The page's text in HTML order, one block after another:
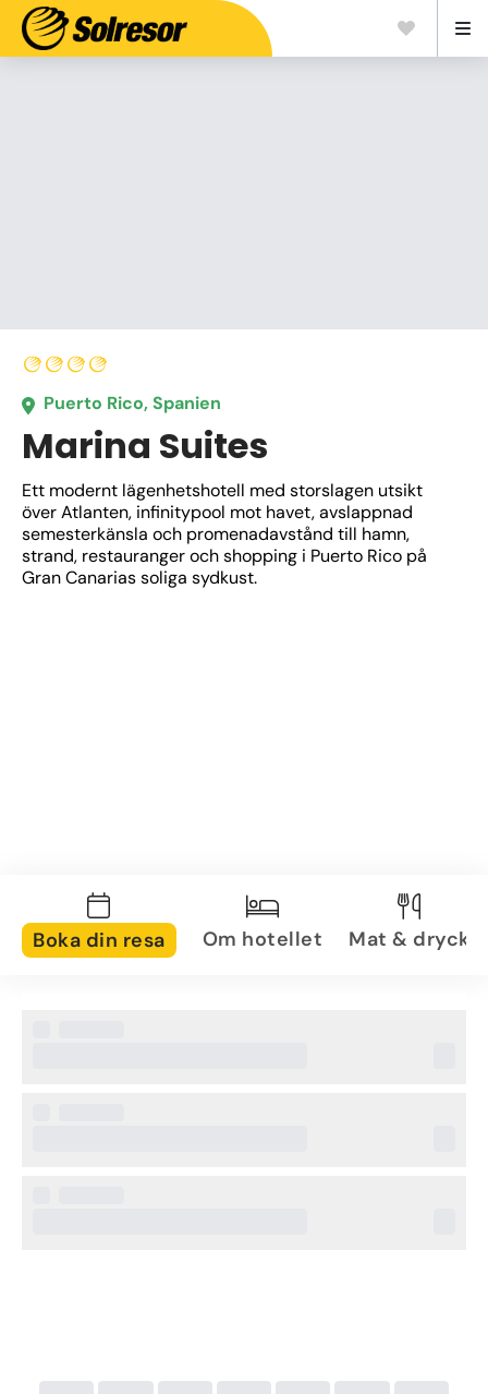
Puerto Rico, Spanien
Marina Suites
Ett modernt lägenhetshotell med storslagen utsikt
över Atlanten, infinitypool mot havet, avslappnad
semesterkänsla och promenadavstånd till hamn,
strand, restauranger och shopping i Puerto Rico på
Gran Canarias soliga sydkust.
Boka din resa Om hotellet Mat & dryck